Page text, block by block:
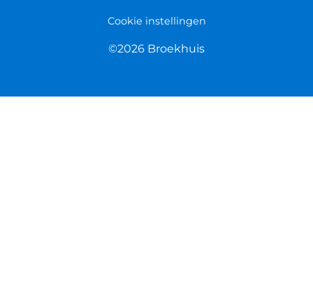
Cookie instellingen
©2026 Broekhuis